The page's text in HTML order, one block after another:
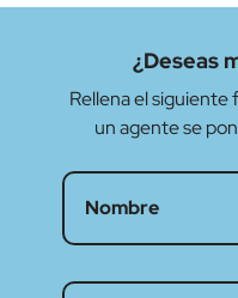
¿Deseas
Rellena el
un agente se